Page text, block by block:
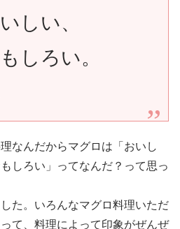
しい、
しろい。
なんだからマグロは「おいし
しろい」ってなんだ？って思っ
た。いろんなマグロ料理いただ
て、料理によって印象がぜんぜ